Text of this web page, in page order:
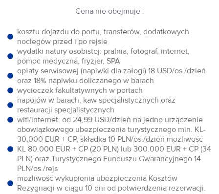
Cena nie obejmuje :
kosztu dojazdu do portu, transferów, dodatkowych
noclegów przed i po rejsie
wydatki natury osobistej: pralnia, fotograf, internet,
pomoc medyczna, fryzjer, SPA
opłaty serwisowej (napiwki dla załogi) 18 USD/os./dzień
oraz 18% napiwku doliczanego w barach
wycieczek fakultatywnych w portach
napojów w barach, kaw specjalistycznych oraz
restauracji specjalistycznych
wifi/internet: od 24,99 USD/dzień na jedno urządzenie
obowiązkowego ubezpieczenia turystycznego min. KL-
30.000 EUR + CP, składka 10 PLN/os./dzień możliwość
KL 80.000 EUR + CP (20 PLN) lub 300.000 EUR + CP (34
PLN) oraz Turystycznego Funduszu Gwarancyjnego 14
PLN/os./rejs
możliwość wykupienia ubezpieczenia Kosztów
Rezygnacji w ciągu 10 dni od potwierdzenia rezerwacji.